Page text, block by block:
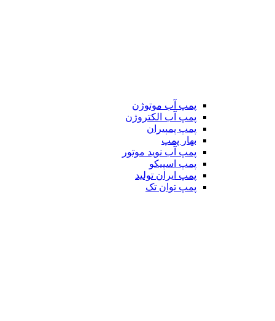
پمپ آب موتوژن
پمپ آب الکتروژن
پمپ پمپیران
بهار پمپ
پمپ آب نوید موتور
پمپ اسپیکو
پمپ ایران تولید
پمپ توان تک